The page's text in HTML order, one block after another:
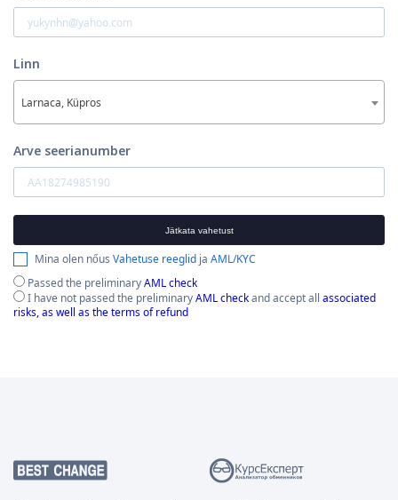
Linn
Larnaca, Küpros
Arve seerianumber
Jätkata vahetust
Mina olen nőus Vahetuse reeglid ja AML/KYC
Passed the preliminaryAML check
I have not passed the preliminaryAML checkand accept all associated
risks, as well as the terms of refund